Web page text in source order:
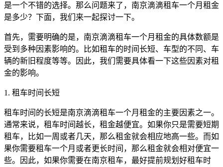
是一个不错的选择。那么问题来了，南京滴滴租车一个月租金
是多少？下面，我们来一起探讨一下。
首先，需要明确的是，南京滴滴租车一个月租金的具体数额是
受到多种因素影响的。比如租车的时间长短、车型的不同、车
辆的新旧程度等等。因此，我们需要具体看一下这些因素对租
金的影响。
1. 租车时间长短
租车时间的长短是南京滴滴租车一个月租金的主要因素之一。
通常来说，租车时间越长，租金越便宜。如果你只是需要短期
租车，比如一周或者几天，那么租金就会相应地高一些。而如
果你需要租车一个月或者更长时间，那么租金就会相对便宜一
些。因此，如果你需要在南京租车，最好提前规划好租车时